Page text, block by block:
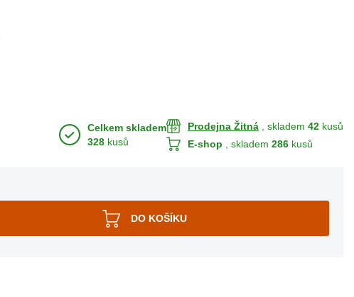
Celkem skladem
328 kusů
Prodejna Žitná , skladem 42 kusů
E-shop
, skladem 286 kusů